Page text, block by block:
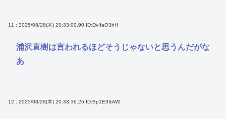
11 : 2025/08/28(木) 20:33:00.90 ID:DvIfaO3hH
浦沢直樹は言われるほどそうじゃないと思うんだがな
あ
12 : 2025/08/28(木) 20:33:36.26 ID:Bp1E9IbW0